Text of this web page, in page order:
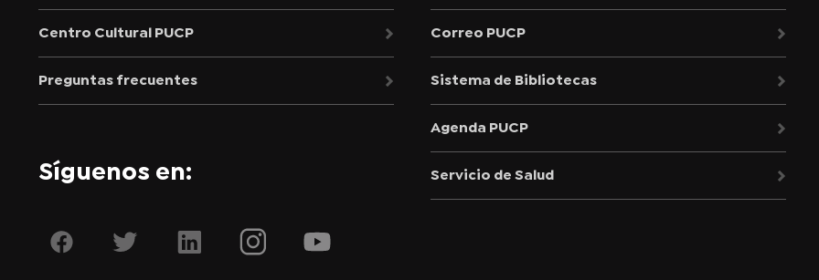
Centro Cultural PUCP
Preguntas frecuentes
Síguenos en:
Correo PUCP
Sistema de Bibliotecas
Agenda PUCP
Servicio de Salud